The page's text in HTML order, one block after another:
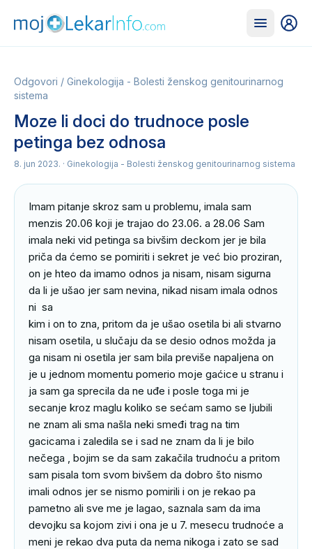
Odgovori / Ginekologija - Bolesti ženskog genitourinarnog
sistema
Moze li doci do trudnoce posle
petinga bez odnosa
8. jun 2023. · Ginekologija - Bolesti ženskog genitourinarnog sistema
Imam pitanje skroz sam u problemu, imala sam
menzis 20.06 koji je trajao do 23.06. a 28.06 Sam
imala neki vid petinga sa bivšim deckom jer je bila
priča da ćemo se pomiriti i sekret je već bio proziran,
on je hteo da imamo odnos ja nisam, nisam sigurna
da li je ušao jer sam nevina, nikad nisam imala odnos
ni  sa
kim i on to zna, pritom da je ušao osetila bi ali stvarno
nisam osetila, u slučaju da se desio odnos možda ja
ga nisam ni osetila jer sam bila previše napaljena on
je u jednom momentu pomerio moje gaćice u stranu i
ja sam ga sprecila da ne uđe i posle toga mi je
secanje kroz maglu koliko se sećam samo se ljubili
ne znam ali sma našla neki smeđi trag na tim
gacicama i zaledila se i sad ne znam da li je bilo
nečega , bojim se da sam zakačila trudnoću a pritom
sam pisala tom svom bivšem da dobro što nismo
imali odnos jer se nismo pomirili i on je rekao pa
pametno ali sve me je lagao, saznala sam da ima
devojku sa kojom zivi i ona je u 7. mesecu trudnoće a
meni je rekao dva puta da nema nikoga i zato se sad